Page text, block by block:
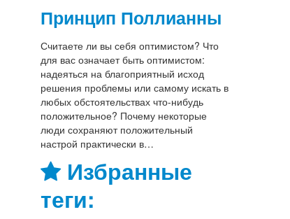
Принцип Поллианны
Считаете ли вы себя оптимистом? Что
для вас означает быть оптимистом:
надеяться на благоприятный исход
решения проблемы или самому искать в
любых обстоятельствах что-нибудь
положительное? Почему некоторые
люди сохраняют положительный
настрой практически в…
Избранные
теги: